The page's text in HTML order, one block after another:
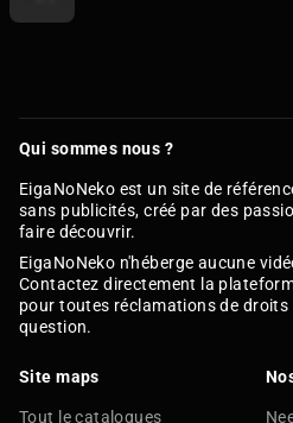
Qui sommes nous ?
EigaNoNeko est un site de
sans publicités, créé par des
faire découvrir.
EigaNoNeko n'héberge aucune
Contactez directement la
pour toutes réclamations de
question.
Site maps
Tout le catalogues